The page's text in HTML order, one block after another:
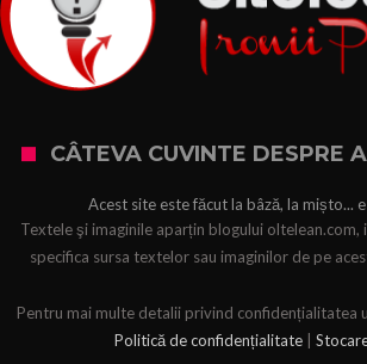
CÂTEVA CUVINTE DESPRE
Acest site este făcut la bâză, la mișto...
Textele şi imaginile aparțin blogului oltelean.com,
specifica sursa textelor sau imaginilor de pe
Pentru mai multe detalii privind confidențialitatea
Politică de confidențialitate